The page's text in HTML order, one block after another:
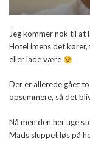
Jeg kommer nok til at
Hotel imens det
eller lade være
Der er allerede gået
opsummere, så det
Nå men den her uge
Mads sluppet løs på